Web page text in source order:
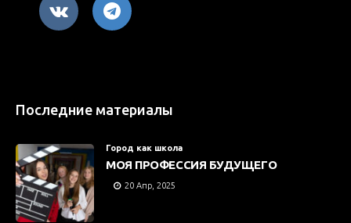
Последние материалы
Город как школа
МОЯ ПРОФЕССИЯ БУДУЩЕГО
20 Апр, 2025